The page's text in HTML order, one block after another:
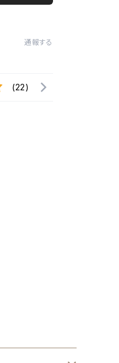
通報する
(22)